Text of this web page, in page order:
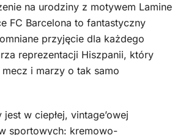
na urodziny z motywem Lamine
FC Barcelona to fantastyczny
przyjęcie dla każdego
reprezentacji Hiszpanii, który
i marzy o tak samo
w ciepłej, vintage’owej
sportowych: kremowo-